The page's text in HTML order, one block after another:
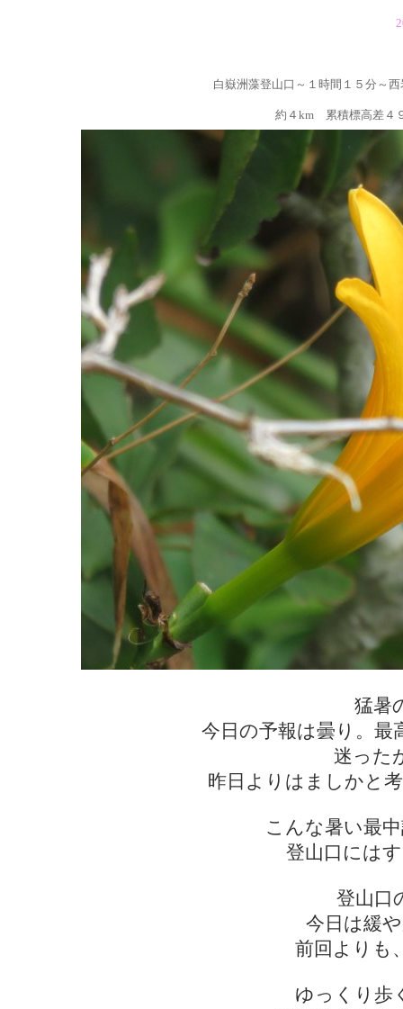
白嶽洲藻登山口～１時間１５分～
約４km 累積標高差４
猛暑
今日の予報は曇り。最
迷った
昨日よりはましかと
こんな暑い最
登山口には
登山口
今日は緩
前回よりも
ゆっくり歩